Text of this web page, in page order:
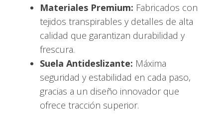
Materiales Premium: Fabricados con
tejidos transpirables y detalles de alta
calidad que garantizan durabilidad y
frescura.
Suela Antideslizante: Máxima
seguridad y estabilidad en cada paso,
gracias a un diseño innovador que
ofrece tracción superior.